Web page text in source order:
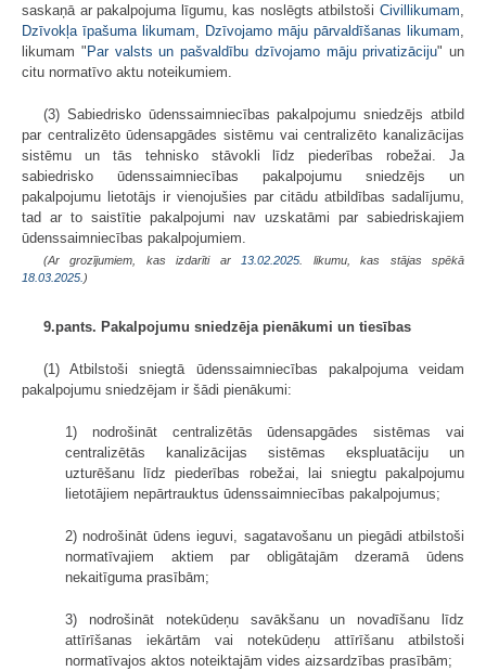
saskaņā ar pakalpojuma līgumu, kas noslēgts atbilstoši Civillikumam,
Dzīvokļa īpašuma likumam, Dzīvojamo māju pārvaldīšanas likumam,
likumam " Par valsts un pašvaldību dzīvojamo māju privatizāciju" un
citu normatīvo aktu noteikumiem.
(3) Sabiedrisko ūdenssaimniecības pakalpojumu sniedzējs atbild
par centralizēto ūdensapgādes sistēmu vai centralizēto kanalizācijas
sistēmu un tās tehnisko stāvokli līdz piederības robežai. Ja
sabiedrisko ūdenssaimniecības pakalpojumu sniedzējs un
pakalpojumu lietotājs ir vienojušies par citādu atbildības sadalījumu,
tad ar to saistītie pakalpojumi nav uzskatāmi par sabiedriskajiem
ūdenssaimniecības pakalpojumiem.
(Ar grozījumiem, kas izdarīti ar 13.02.2025 . likumu, kas stājas spēkā
18.03.2025. )
9.pants. Pakalpojumu sniedzēja pienākumi un tiesības
(1) Atbilstoši sniegtā ūdenssaimniecības pakalpojuma veidam
pakalpojumu sniedzējam ir šādi pienākumi:
1) nodrošināt centralizētās ūdensapgādes sistēmas vai
centralizētās kanalizācijas sistēmas ekspluatāciju un
uzturēšanu līdz piederības robežai, lai sniegtu pakalpojumu
lietotājiem nepārtrauktus ūdenssaimniecības pakalpojumus;
2) nodrošināt ūdens ieguvi, sagatavošanu un piegādi atbilstoši
normatīvajiem aktiem par obligātajām dzeramā ūdens
nekaitīguma prasībām;
3) nodrošināt notekūdeņu savākšanu un novadīšanu līdz
attīrīšanas iekārtām vai notekūdeņu attīrīšanu atbilstoši
normatīvajos aktos noteiktajām vides aizsardzības prasībām;